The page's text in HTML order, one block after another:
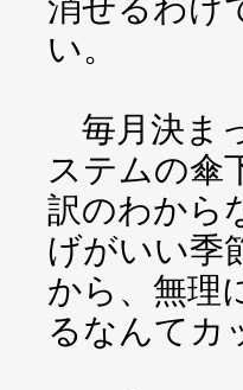
い。
毎月決ま
ステムの傘
訳のわから
げがいい季
から、無理
るなんてカ